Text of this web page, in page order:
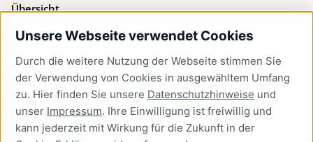
Unsere Webseite verwendet Cookies
Durch die weitere Nutzung der Webseite stimmen Sie
der Verwendung von Cookies in ausgewähltem Umfang
zu. Hier finden Sie unsere Datenschutzhinweise und
unser Impressum. Ihre Einwilligung ist freiwillig und
kann jederzeit mit Wirkung für die Zukunft in der
Übersicht
Bürgerservice
Presse
Newsletter Lübeck:kompakt
Kontakt